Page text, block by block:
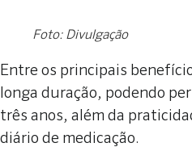
Foto: Divulgação
Entre os principais
longa duração, podendo
três anos, além da
diário de medicação.